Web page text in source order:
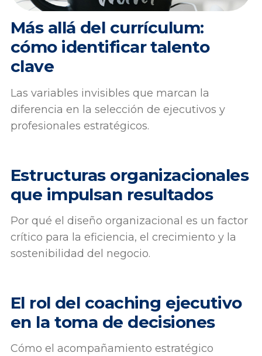
Más allá del currículum:
cómo identificar talento
clave
Las variables invisibles que marcan la
diferencia en la selección de ejecutivos y
profesionales estratégicos.
Estructuras organizacionales
que impulsan resultados
Por qué el diseño organizacional es un factor
crítico para la eficiencia, el crecimiento y la
sostenibilidad del negocio.
El rol del coaching ejecutivo
en la toma de decisiones
Cómo el acompañamiento estratégico